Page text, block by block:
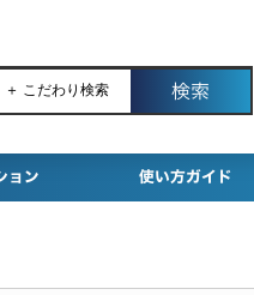
＋ こだわり検索
ョン 使い方ガイド